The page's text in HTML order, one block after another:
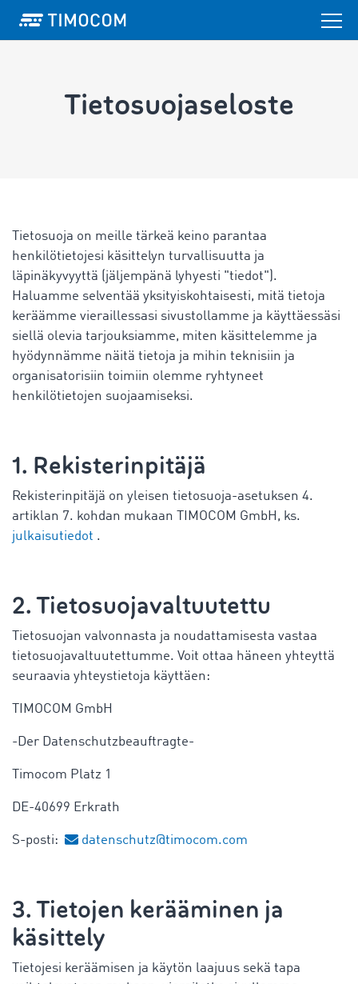
Tietosuojaseloste
Tietosuoja on meille tärkeä keino parantaa
henkilötietojesi käsittelyn turvallisuutta ja
läpinäkyvyyttä (jäljempänä lyhyesti "tiedot").
Haluamme selventää yksityiskohtaisesti, mitä tietoja
keräämme vieraillessasi sivustollamme ja käyttäessäsi
siellä olevia tarjouksiamme, miten käsittelemme ja
hyödynnämme näitä tietoja ja mihin teknisiin ja
organisatorisiin toimiin olemme ryhtyneet
henkilötietojen suojaamiseksi.
1. Rekisterinpitäjä
Rekisterinpitäjä on yleisen tietosuoja-asetuksen 4.
artiklan 7. kohdan mukaan TIMOCOM GmbH, ks.
julkaisutiedot .
2. Tietosuojavaltuutettu
Tietosuojan valvonnasta ja noudattamisesta vastaa
tietosuojavaltuutettumme. Voit ottaa häneen yhteyttä
seuraavia yhteystietoja käyttäen:
TIMOCOM GmbH
-Der Datenschutzbeauftragte-
Timocom Platz 1
DE-40699 Erkrath
S-posti: datenschutz@timocom.com
3. Tietojen kerääminen ja
käsittely
Tietojesi keräämisen ja käytön laajuus sekä tapa